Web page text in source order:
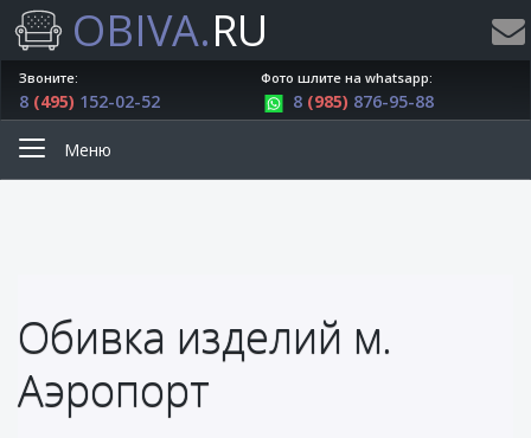
OBIVA.RU
Звоните:
8 (495) 152-02-52
Фото шлите на whatsapp:
8 (985) 876-95-88
Меню
Обивка изделий м.
Аэропорт